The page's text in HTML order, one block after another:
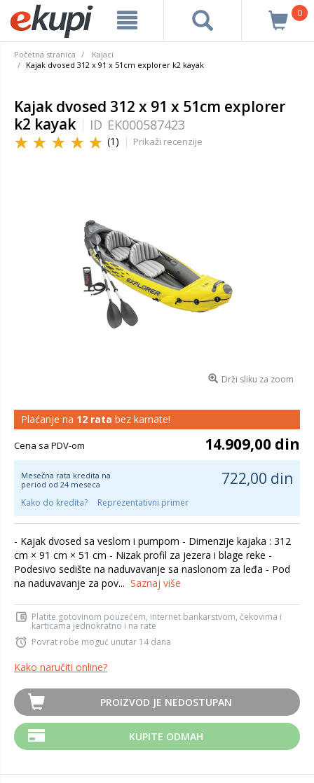
0
Početna stranica
Kajaci
Kajak dvosed 312 x 91 x 51cm explorer k2 kayak
Kajak dvosed 312 x 91 x 51cm explorer
k2 kayak
ID EK000587423
(1) Prikaži recenzije
Drži sliku za zoom
Plaćanje na 12 rata bez kamate!
Cena sa PDV-om 14.909,00 din
Mesečna rata kredita na
period od 24 meseca
722,00 din
Kako do kredita? Reprezentativni primer
- Kajak dvosed sa veslom i pumpom - Dimenzije kajaka : 312
cm × 91 cm × 51 cm - Nizak profil za jezera i blage reke -
Podesivo sedište na naduvavanje sa naslonom za leđa - Pod
na naduvavanje za pov... Saznaj više
Platite gotovinom pouzećem, internet bankarstvom, čekovima i
karticama jednokratno i na rate
Povrat robe moguć unutar 14 dana
Kako naručiti online?
PROIZVOD JE NEDOSTUPAN
KUPITE ODMAH